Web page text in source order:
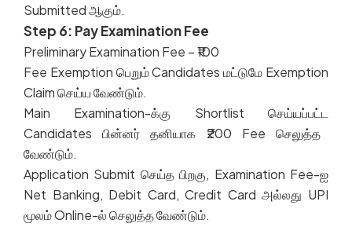
Submittedஆகும்.
Step 6: Pay Examination Fee
Preliminary Examination Fee – ₹100
Fee Exemption பெறும்Candidatesமட்டுமே Exemption
Claimசெய்யவேண்டும்.
Main Examination-க்கு Shortlistசெய்யப்பட்ட
Candidatesபின்னர் தனியாக ₹200 Fee செலுத்த
வேண்டும்.
Application Submit செய்த பிறகு, Examination Fee-ஐ
Net Banking, Debit Card, Credit Cardஅல்லது UPI
மூலம்Online-ல்செலுத்தவேண்டும்.